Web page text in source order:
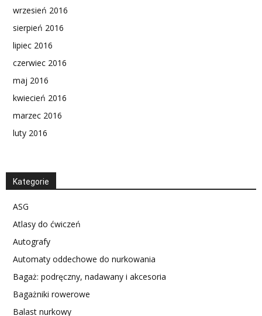
wrzesień 2016
sierpień 2016
lipiec 2016
czerwiec 2016
maj 2016
kwiecień 2016
marzec 2016
luty 2016
Kategorie
ASG
Atlasy do ćwiczeń
Autografy
Automaty oddechowe do nurkowania
Bagaż: podręczny, nadawany i akcesoria
Bagażniki rowerowe
Balast nurkowy